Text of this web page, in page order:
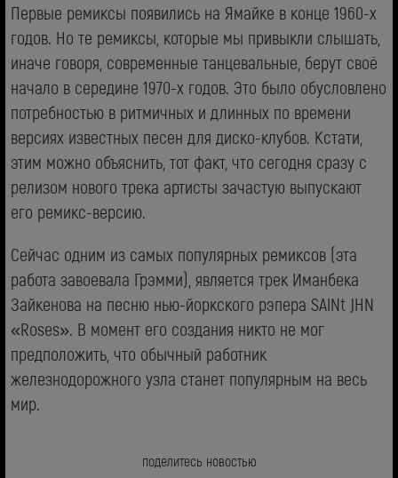
Первые ремиксы появились на Ямайке в конце 1960-х
годов. Но те ремиксы, которые мы привыкли слышать,
иначе говоря, современные танцевальные, берут своё
начало в середине 1970-х годов. Это было обусловлено
потребностью в ритмичных и длинных по времени
версиях известных песен для диско-клубов. Кстати,
этим можно объяснить, тот факт, что сегодня сразу с
релизом нового трека артисты зачастую выпускают
его ремикс-версию.
Сейчас одним из самых популярных ремиксов (эта
работа завоевала Грэмми), является трек Иманбека
Зайкенова на песню нью-йоркского рэпера SAINt JHN
«Roses». В момент его создания никто не мог
предположить, что обычный работник
железнодорожного узла станет популярным на весь
мир.
поделитесь новостью